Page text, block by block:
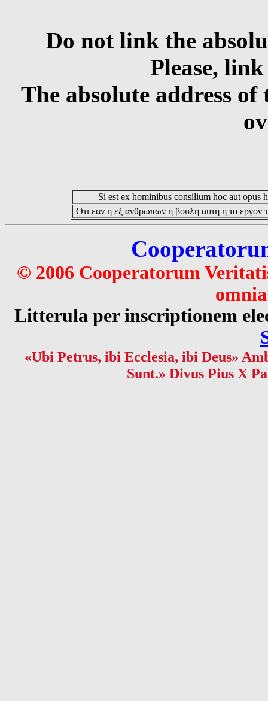
Do not link the
Please,
The absolute address
Si est ex hominibus consilium hoc aut opus
Οτι εαν η εξ ανθρωπων η βουλη αυτη η το εργον
© 2006 Cooperatorum
Litterula per inscriptionem
«Ubi Petrus, ibi Ecclesia, ibi Deus»
Sunt.» Divus Pius X